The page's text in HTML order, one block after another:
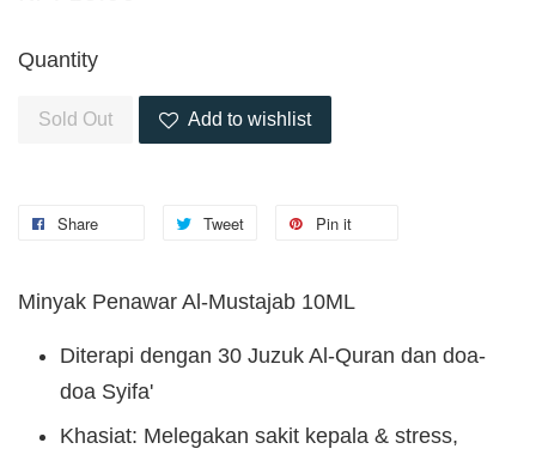
Quantity
Sold Out Add to wishlist
Share Tweet Pin it
Minyak Penawar Al-Mustajab 10ML
Diterapi dengan 30 Juzuk Al-Quran dan doa-
doa Syifa'
Khasiat: Melegakan sakit kepala & stress,